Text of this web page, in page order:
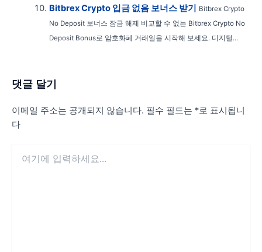
Bitbrex Crypto 입금 없음 보너스 받기 Bitbrex Crypto
No Deposit 보너스 잠금 해제 비교할 수 없는 Bitbrex Crypto No
Deposit Bonus로 암호화폐 거래일을 시작해 보세요. 디지털...
댓글 달기
이메일 주소는 공개되지 않습니다. 필수 필드는 *로 표시됩니
다